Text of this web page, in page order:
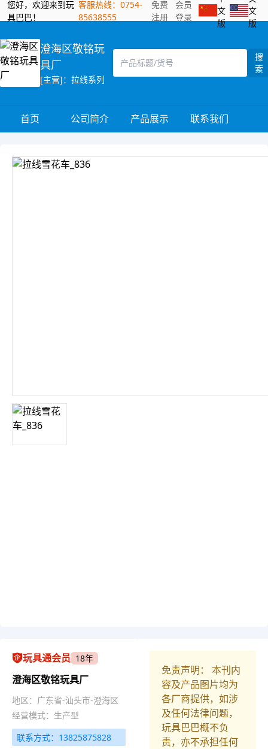
您好，欢迎来到玩
具巴巴！
客服热线：0754-
85638555
免费
注册
会员
登录
文
版
文
版
澄海区敬铭玩
具厂
[主营]：拉线系列
搜
索
首页 公司简介 产品展示 联系我们
玩具通会员 18年
澄海区敬铭玩具厂
地区：广东省-汕头市-澄海区
经营模式：生产型
联系方式：13825875828
免责声明： 本刊内
容及产品图片均为
各厂商提供，如涉
及任何法律问题，
玩具巴巴概不负
责，亦不承担任何